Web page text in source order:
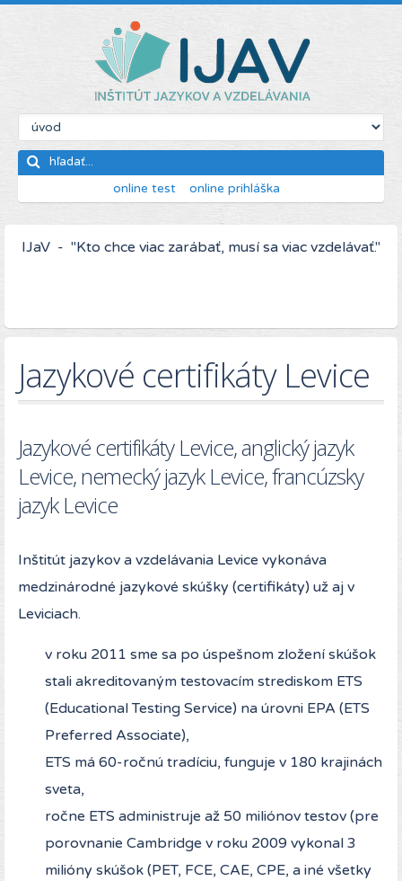
online test online prihláška
IJaV - "Kto chce viac zarábať, musí sa viac vzdelávať."
Jazykové certifikáty Levice
Jazykové certifikáty Levice, anglický jazyk
Levice, nemecký jazyk Levice, francúzsky
jazyk Levice
Inštitút jazykov a vzdelávania Levice vykonáva
medzinárodné jazykové skúšky (certifikáty) už aj v
Leviciach.
v roku 2011 sme sa po úspešnom zložení skúšok
stali akreditovaným testovacím strediskom ETS
(Educational Testing Service) na úrovni EPA (ETS
Preferred Associate),
ETS má 60-ročnú tradíciu, funguje v 180 krajinách
sveta,
ročne ETS administruje až 50 miliónov testov (pre
porovnanie Cambridge v roku 2009 vykonal 3
milióny skúšok (PET, FCE, CAE, CPE, a iné všetky